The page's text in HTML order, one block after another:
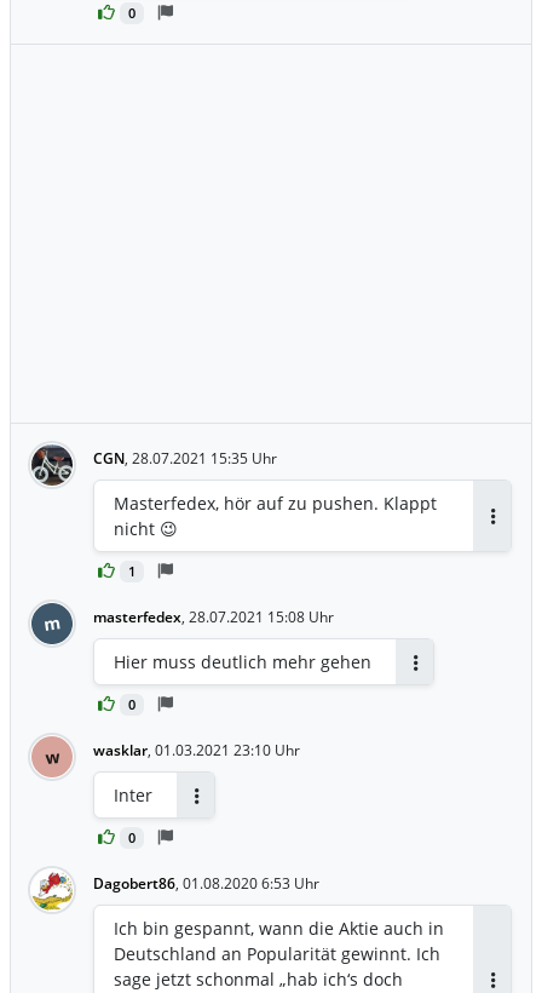
0
CGN, 28.07.2021 15:35 Uhr
1
Masterfedex, hör auf zu pushen. Klappt
nicht 😉
m masterfedex, 28.07.2021 15:08 Uhr
0
Hier muss deutlich mehr gehen
w wasklar, 01.03.2021 23:10 Uhr
0
Inter
Dagobert86, 01.08.2020 6:53 Uhr
Ich bin gespannt, wann die Aktie auch in
Deutschland an Popularität gewinnt. Ich
sage jetzt schonmal „hab ich‘s doch